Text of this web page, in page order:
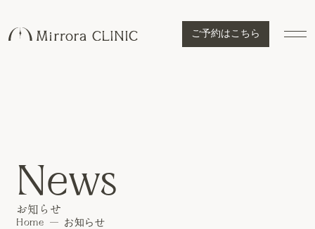
ご予約はこちら
News
お知らせ
Home お知らせ